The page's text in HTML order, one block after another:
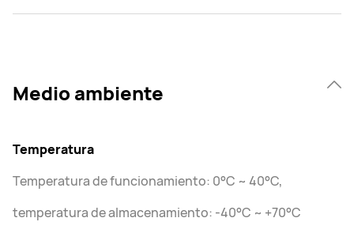
Medio ambiente
Temperatura
Temperatura de funcionamiento: 0°C ~ 40°C,
temperatura de almacenamiento: -40°C ~ +70°C